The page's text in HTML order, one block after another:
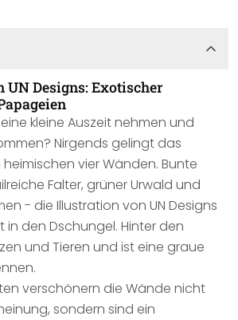
Designs: Exotischer
kleine Auszeit nehmen und
Nirgends gelingt das
vier Wänden. Bunte
Falter, grüner Urwald und
- die Illustration von UN Designs
in den Dschungel. Hinter den
und Tieren und ist eine graue
verschönern die Wände nicht
sondern sind ein